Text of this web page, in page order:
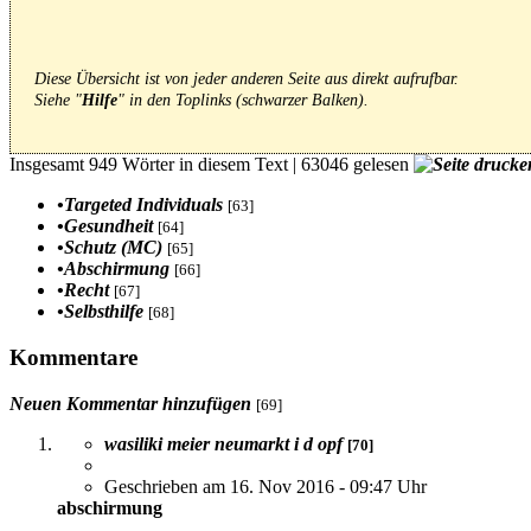
Diese Übersicht ist von jeder anderen Seite aus direkt aufrufbar.
Siehe "Hilfe" in den Toplinks (schwarzer Balken).
Insgesamt 949 Wörter in diesem Text | 63046 gelesen
•Targeted Individuals [63]
•Gesundheit [64]
•Schutz (MC) [65]
•Abschirmung [66]
•Recht [67]
•Selbsthilfe [68]
Kommentare
Neuen Kommentar hinzufügen [69]
wasiliki meier neumarkt i d opf [70]
Geschrieben am 16. Nov 2016 - 09:47 Uhr
abschirmung